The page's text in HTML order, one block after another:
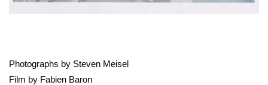
Photographs by Steven Meisel
Film by Fabien Baron